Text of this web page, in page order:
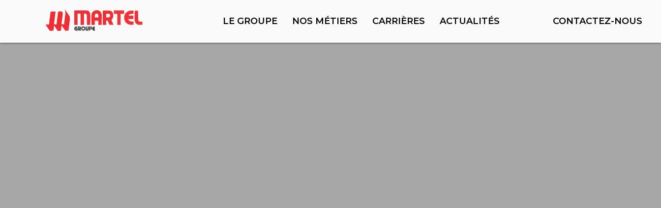
LE GROUPE NOS MÉTIERS CARRIÈRES ACTUALITÉS CONTACTEZ-NOUS